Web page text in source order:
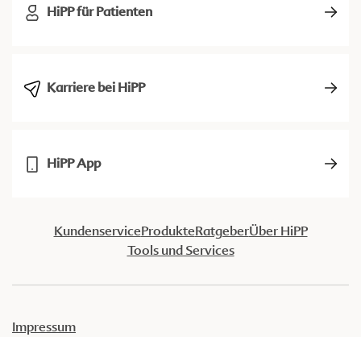
HiPP für Patienten
Karriere bei HiPP
HiPP App
KundenserviceProdukteRatgeberÜber HiPP
Tools und Services
Impressum